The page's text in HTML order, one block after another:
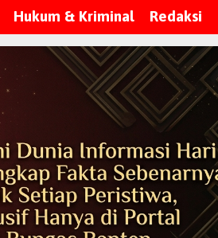
Hukum & Kriminal Redaksi